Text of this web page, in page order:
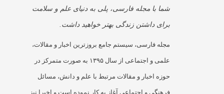
شما با مجله فارسی، پلی به دنیای علم و سلامت
برای داشتن زندگی بهتر خواهید داشت.
مجله فارسی، سیستم جامع بروزترین اخبار و مقالات،
علمی و اجتماعی از سال ۱۳۹۵ به صورت متمرکز در
حوزه اخبار و مقالات مرتبط با علم و دانش، مسائل
فرهنگی و اجتماعی آغاز به کار نموده است و اخیرا نیز